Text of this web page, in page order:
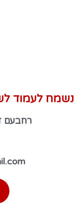
נשמח לעמוד
רחבעם זאבי 4,